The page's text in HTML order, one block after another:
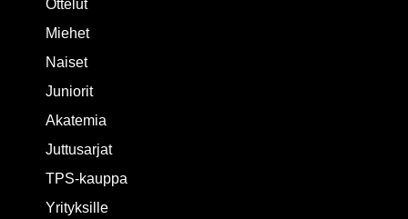
Ottelut
Miehet
Naiset
Juniorit
Akatemia
Juttusarjat
TPS-kauppa
Yrityksille